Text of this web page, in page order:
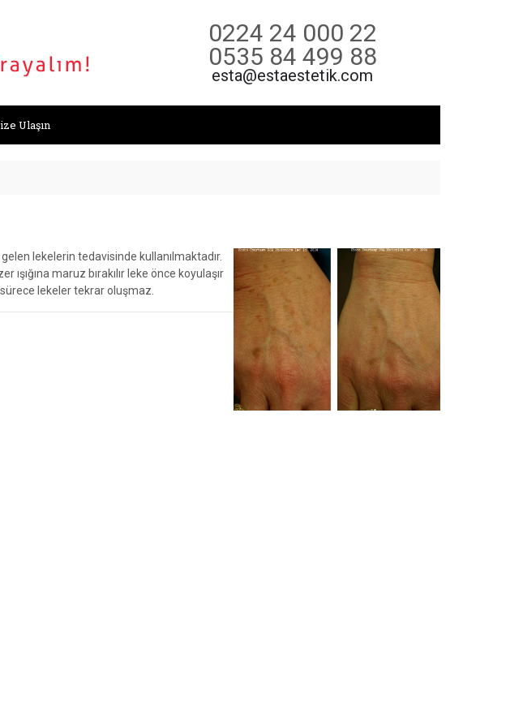
0224 24 000 22
0535 84 499 88
esta@estaestetik.com
Ulaşın
lekelerin tedavisinde kullanılmaktadır.
maruz bırakılır leke önce koyulaşır
lekeler tekrar oluşmaz.